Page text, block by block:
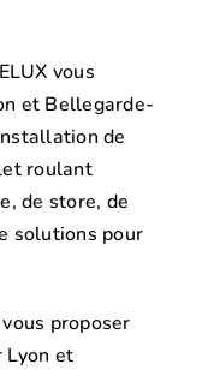
vous
et Bellegarde-
de
roulant
de store, de
solutions pour
proposer
Lyon et